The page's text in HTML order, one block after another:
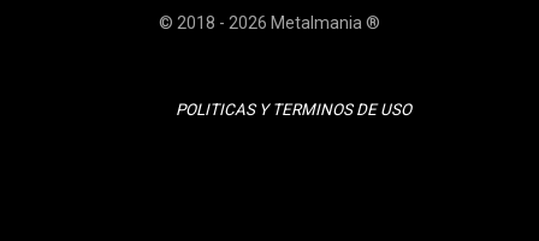
© 2018 - 2026 Metalmania ®
POLITICAS Y TERMINOS DE USO